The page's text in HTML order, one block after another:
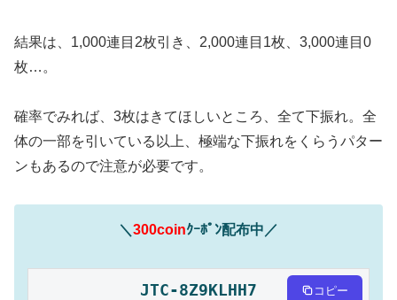
結果は、1,000連目2枚引き、2,000連目1枚、3,000連目0
枚…。
確率でみれば、3枚はきてほしいところ、全て下振れ。全
体の一部を引いている以上、極端な下振れをくらうパター
ンもあるので注意が必要です。
＼ 300coinｸｰﾎﾟﾝ配布中／
JTC-8Z9KLHH7 コピー